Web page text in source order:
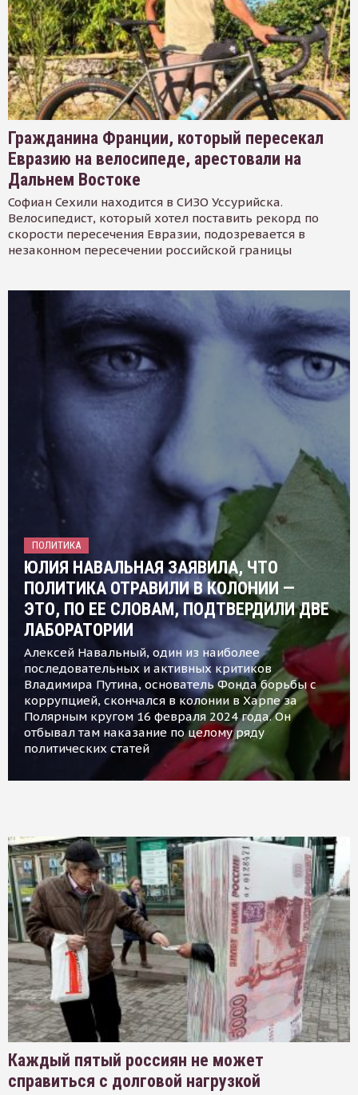
Гражданина Франции, который пересекал
Евразию на велосипеде, арестовали на
Дальнем Востоке
Софиан Сехили находится в СИЗО Уссурийска.
Велосипедист, который хотел поставить рекорд по
скорости пересечения Евразии, подозревается в
незаконном пересечении российской границы
ПОЛИТИКА
ЮЛИЯ НАВАЛЬНАЯ ЗАЯВИЛА, ЧТО
ПОЛИТИКА ОТРАВИЛИ В КОЛОНИИ —
ЭТО, ПО ЕЕ СЛОВАМ, ПОДТВЕРДИЛИ ДВЕ
ЛАБОРАТОРИИ
Алексей Навальный, один из наиболее
последовательных и активных критиков
Владимира Путина, основатель Фонда борьбы с
коррупцией, скончался в колонии в Харпе за
Полярным кругом 16 февраля 2024 года. Он
отбывал там наказание по целому ряду
политических статей
Каждый пятый россиян не может
справиться с долговой нагрузкой